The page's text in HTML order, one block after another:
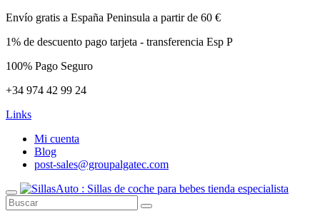
Envío gratis a España Peninsula a partir de 60 €
1% de descuento pago tarjeta - transferencia Esp P
100% Pago Seguro
+34 974 42 99 24
Links
Mi cuenta
Blog
post-sales@groupalgatec.com